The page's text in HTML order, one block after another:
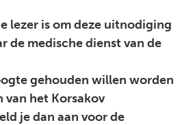
lezer is om deze uitnodiging
de medische dienst van de
gehouden willen worden
het Korsakov
je dan aan voor de